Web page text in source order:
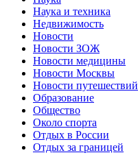
Наука и техника
Недвижимость
Новости
Новости ЗОЖ
Новости медицины
Новости Москвы
Новости путешествий
Образование
Общество
Около спорта
Отдых в России
Отдых за границей